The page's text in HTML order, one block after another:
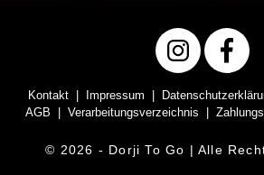
Kontakt Impressum
AGB
Verarbeitungsverzeichnis
© 2026 - Dorji To Go | Alle